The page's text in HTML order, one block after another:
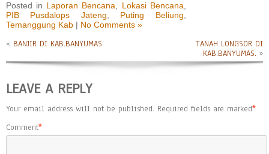
Posted in Laporan Bencana Lokasi Bencana
PIB Pusdalops Jateng
Puting Beliung
Temanggung Kab | No Comments »
« BANJIR DI KAB.BANYUMAS
TANAH LONGSOR DI
KAB.BANYUMAS. »
LEAVE A REPLY
Your email address will not be published. Required fields are marked*
Comment*